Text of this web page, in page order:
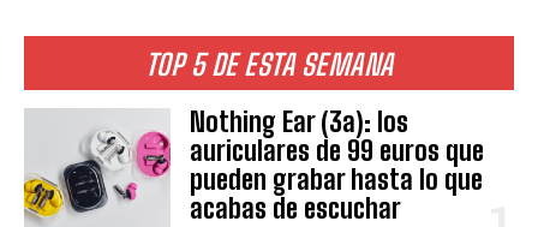
TOP 5 DE ESTA SEMANA
Nothing Ear (3a): los
auriculares de 99 euros que
pueden grabar hasta lo que
acabas de escuchar